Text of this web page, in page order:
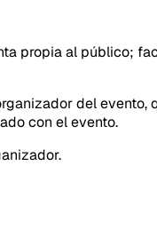
propia al público;
del evento,
con el evento.